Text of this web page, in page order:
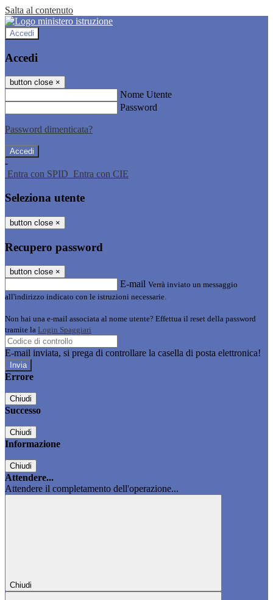
Salta al contenuto
Accedi
Accedi
button close ×
Nome Utente
Password
Password dimenticata?
-
Entra con SPID Entra con CIE
Seleziona utente
button close ×
Recupero password
button close ×
E-mail Verrà inviato un messaggio
all'indirizzo indicato con le istruzioni necessarie.
Non hai una e-mail associata al nome utente? Effettua il reset della password
tramite la Login Spaggiari
E-mail inviata, si prega di controllare la casella di posta elettronica!
Errore
Chiudi
Successo
Chiudi
Informazione
Chiudi
Attendere...
Attendere il completamento dell'operazione...
Chiudi